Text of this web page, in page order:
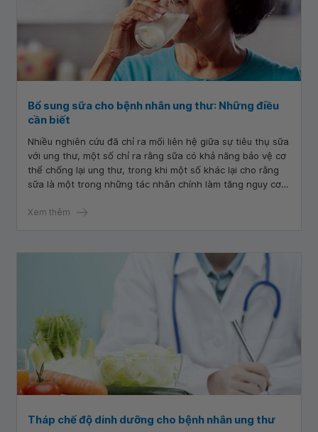
Bổ sung sữa cho bệnh nhân ung thư: Những điều
cần biết
Nhiều nghiên cứu đã chỉ ra mối liên hệ giữa sự tiêu thụ sữa
với ung thư, một số chỉ ra rằng sữa có khả năng bảo vệ cơ
thể chống lại ung thư, trong khi một số khác lại cho rằng
sữa là một trong những tác nhân chính làm tăng nguy cơ
Xem thêm
Tháp chế độ dinh dưỡng cho bệnh nhân ung thư